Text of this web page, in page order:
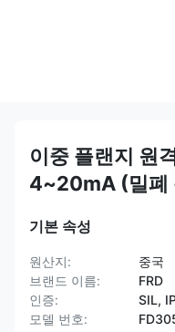
이중 플랜지 원
4~20mA (밀폐
기본 속성
원산지:
중국
브랜드 이름:
FRD
인증:
SIL,
모델 번호: